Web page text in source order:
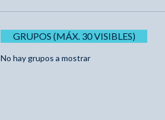
GRUPOS (MÁX. 30 VISIBLES)
No hay grupos a mostrar